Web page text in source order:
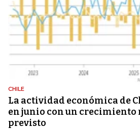
CHILE
La actividad económica de
en junio con un crecimiento
previsto